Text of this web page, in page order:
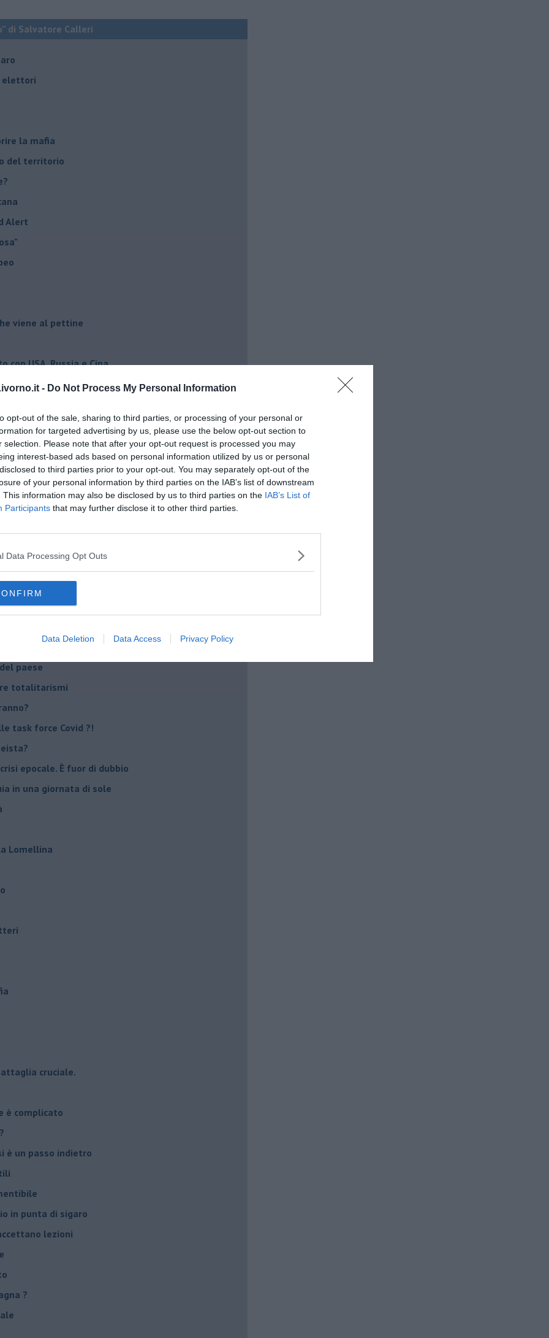
- Do Not Process My Personal Information
opt-out of the sale, sharing to third parties, or processing of your personal or
for targeted advertising by us, please use the below opt-out section to
selection. Please note that after your opt-out request is processed you may
interest-based ads based on personal information utilized by us or personal
to third parties prior to your opt-out. You may separately opt-out of the
of your personal information by third parties on the IAB’s list of downstream
This information may also be disclosed by us to third parties on the IAB’s List of
Participants that may further disclose it to other third parties.
Data Processing Opt Outs
Data Deletion Data Access Privacy Policy
di Salvatore Calleri
elettori
la mafia
del territorio
Alert
viene al pettine
con USA, Russia e Cina
postpandemia
1966
covid
più buia
parla troppo poco
Uniti d'Europa
la mafia
paese
totalitarismi
task force Covid ?!
epocale. È fuor di dubbio
in una giornata di sole
Lomellina
cruciale.
è complicato
è un passo indietro
in punta di sigaro
lezioni
?